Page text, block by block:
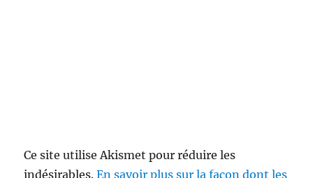
Ce site utilise Akismet pour réduire les
indésirables.En savoir plus sur la façon dont les